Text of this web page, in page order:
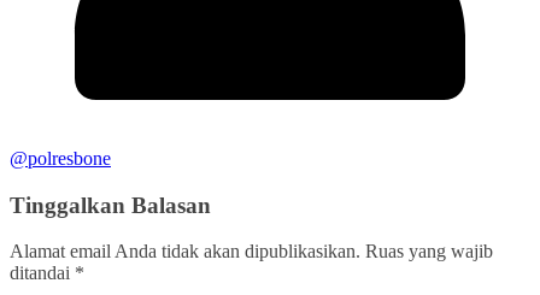
@polresbone
Tinggalkan Balasan
Alamat email Anda tidak akan dipublikasikan. Ruas yang wajib
ditandai *